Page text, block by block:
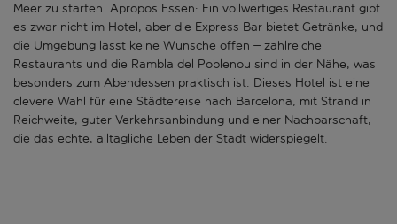
Meer zu starten. Apropos Essen: Ein vollwertiges Restaurant gibt
es zwar nicht im Hotel, aber die Express Bar bietet Getränke, und
die Umgebung lässt keine Wünsche offen – zahlreiche
Restaurants und die Rambla del Poblenou sind in der Nähe, was
besonders zum Abendessen praktisch ist. Dieses Hotel ist eine
clevere Wahl für eine Städtereise nach Barcelona, mit Strand in
Reichweite, guter Verkehrsanbindung und einer Nachbarschaft,
die das echte, alltägliche Leben der Stadt widerspiegelt.